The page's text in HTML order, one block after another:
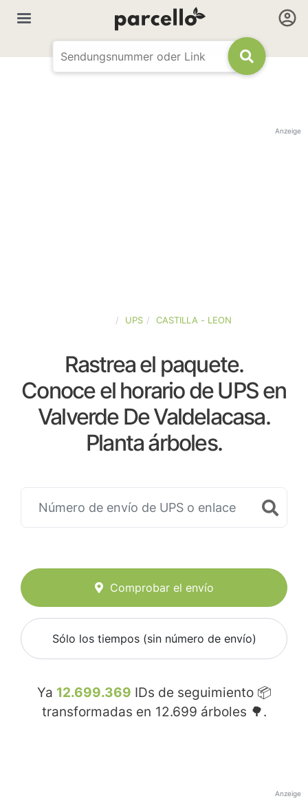
Anzeige
UPS CASTILLA - LEON
Rastrea el paquete.
Conoce el horario de UPS en
Valverde De Valdelacasa.
Planta árboles.
Comprobar el envío
Sólo los tiempos (sin número de envío)
Ya 12.699.369 IDs de seguimiento 📦
transformadas en 12.699 árboles 🌳.
Anzeige